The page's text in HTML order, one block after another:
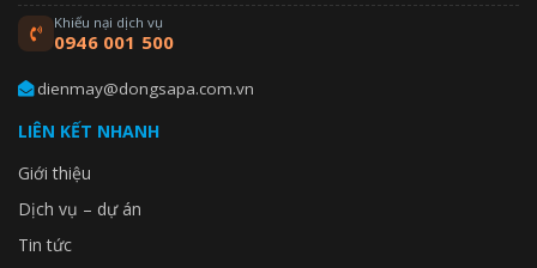
Khiếu nại dịch vụ
0946 001 500
dienmay@dongsapa.com.vn
LIÊN KẾT NHANH
Giới thiệu
Dịch vụ – dự án
Tin tức